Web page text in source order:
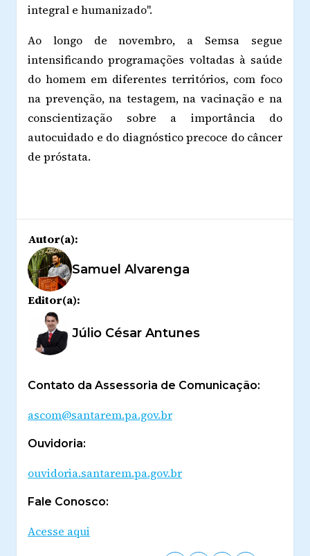
integral e humanizado".
Ao longo de novembro, a Semsa segue
intensificando programações voltadas à saúde
do homem em diferentes territórios, com foco
na prevenção, na testagem, na vacinação e na
conscientização sobre a importância do
autocuidado e do diagnóstico precoce do câncer
de próstata.
Autor(a):
Samuel Alvarenga
Editor(a):
Júlio César Antunes
Contato da Assessoria de Comunicação:
ascom@santarem.pa.gov.br
Ouvidoria:
ouvidoria.santarem.pa.gov.br
Fale Conosco:
Acesse aqui